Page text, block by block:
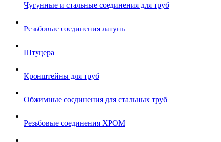
Чугунные и стальные соединения для труб
Резьбовые соединения латунь
Штуцера
Кронштейны для труб
Обжимные соединения для стальных труб
Резьбовые соединения ХРОМ